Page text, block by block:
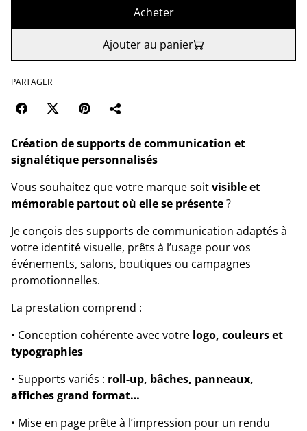
Acheter
Ajouter au panier
PARTAGER
Création de supports de communication et
signalétique personnalisés
Vous souhaitez que votre marque soitvisible et
mémorable partout où elle se présente?
Je conçois des supports de communication adaptés à
votre identité visuelle, prêts à l’usage pour vos
événements, salons, boutiques ou campagnes
promotionnelles.
La prestation comprend :
• Conception cohérente avec votre logo, couleurs et
typographies
• Supports variés : roll-up, bâches, panneaux,
affiches grand format…
• Mise en page prête à l’impression pour un rendu